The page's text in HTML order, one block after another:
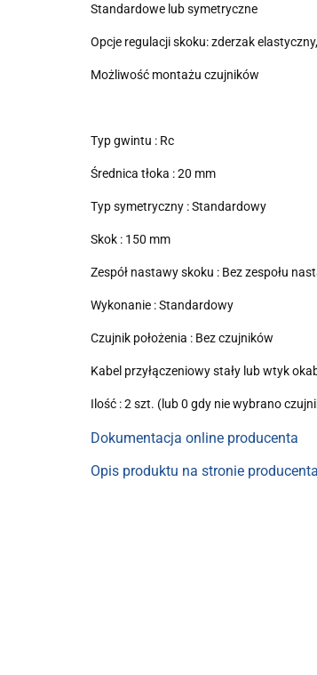
Standardowe lub symetryczne
Opcje regulacji skoku: zderzak
Możliwość montażu czujników
Typ gwintu : Rc
Średnica tłoka : 20 mm
Typ symetryczny : Standardowy
Skok : 150 mm
Zespół nastawy skoku : Bez zespołu
Wykonanie : Standardowy
Czujnik położenia : Bez czujników
Kabel przyłączeniowy stały lub wtyk
Ilość : 2 szt. (lub 0 gdy nie wybrano
Dokumentacja online producenta
Opis produktu na stronie producenta